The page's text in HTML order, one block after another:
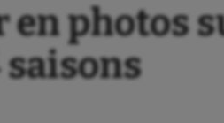
en photos
saisons